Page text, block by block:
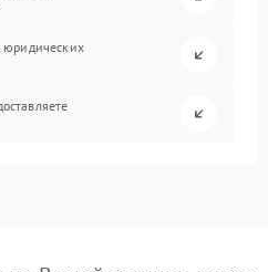
юридических